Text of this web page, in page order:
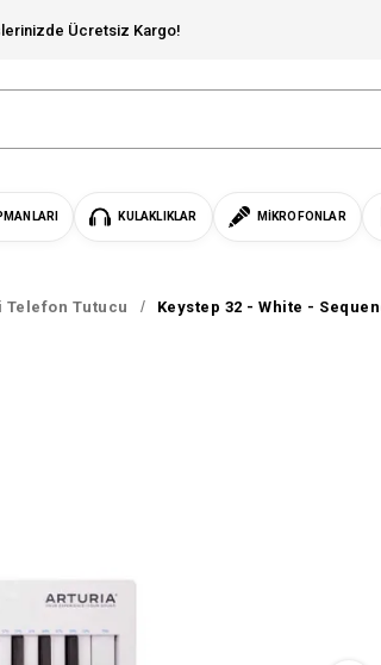
Ücretsiz Kargo!
KULAKLIKLAR MIKROFONLAR
Telefon Tutucu Keystep 32 - White -